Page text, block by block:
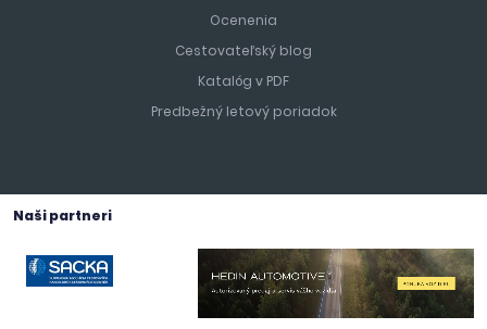
Ocenenia
Cestovateľský blog
Katalóg v PDF
Predbežný letový poriadok
Naši partneri